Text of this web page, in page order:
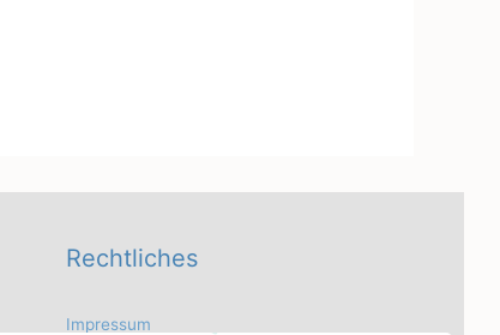
Rechtliches
Impressum